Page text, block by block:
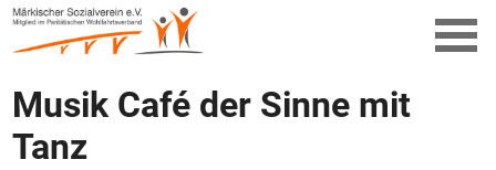
Musik Café der Sinne mit
Tanz